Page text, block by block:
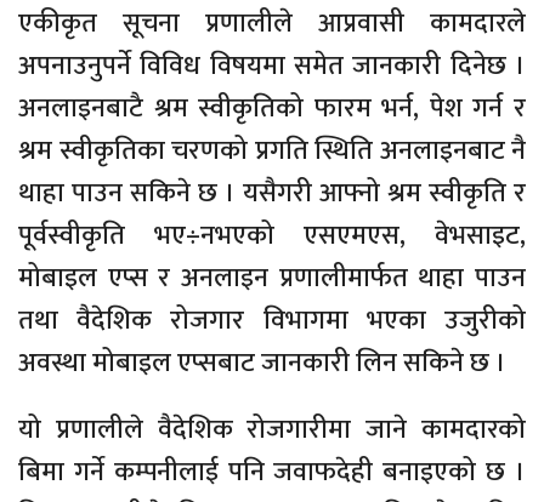
एकीकृत सूचना प्रणालीले आप्रवासी कामदारले
अपनाउनुपर्ने विविध विषयमा समेत जानकारी दिनेछ ।
अनलाइनबाटै श्रम स्वीकृतिको फारम भर्न, पेश गर्न र
श्रम स्वीकृतिका चरणको प्रगति स्थिति अनलाइनबाट नै
थाहा पाउन सकिने छ । यसैगरी आफ्नो श्रम स्वीकृति र
पूर्वस्वीकृति भए÷नभएको एसएमएस, वेभसाइट,
मोबाइल एप्स र अनलाइन प्रणालीमार्फत थाहा पाउन
तथा वैदेशिक रोजगार विभागमा भएका उजुरीको
अवस्था मोबाइल एप्सबाट जानकारी लिन सकिने छ ।
यो प्रणालीले वैदेशिक रोजगारीमा जाने कामदारको
बिमा गर्ने कम्पनीलाई पनि जवाफदेही बनाइएको छ ।